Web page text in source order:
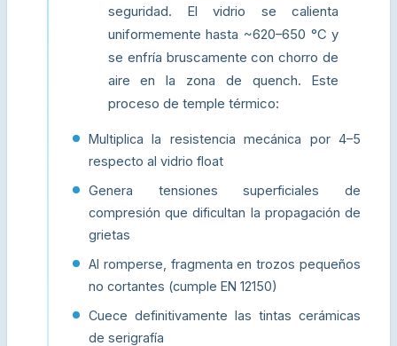
seguridad. El vidrio se calienta
uniformemente hasta ~620–650 °C y
se enfría bruscamente con chorro de
aire en la zona de quench. Este
proceso de temple térmico:
Multiplica la resistencia mecánica por 4–5
respecto al vidrio float
Genera tensiones superficiales de
compresión que dificultan la propagación de
grietas
Al romperse, fragmenta en trozos pequeños
no cortantes (cumple EN 12150)
Cuece definitivamente las tintas cerámicas
de serigrafía